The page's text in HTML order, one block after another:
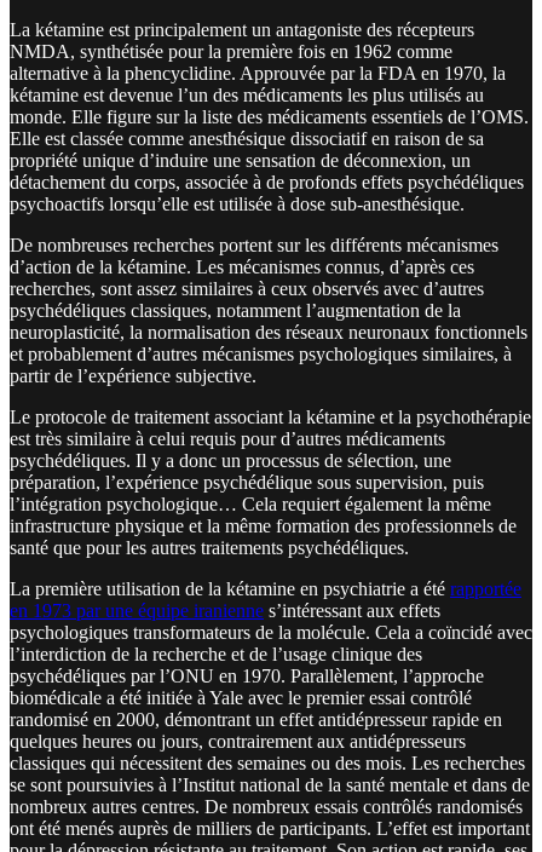
La kétamine est principalement un antagoniste des récepteurs
NMDA, synthétisée pour la première fois en 1962 comme
alternative à la phencyclidine. Approuvée par la FDA en 1970, la
kétamine est devenue l’un des médicaments les plus utilisés au
monde. Elle figure sur la liste des médicaments essentiels de l’OMS.
Elle est classée comme anesthésique dissociatif en raison de sa
propriété unique d’induire une sensation de déconnexion, un
détachement du corps, associée à de profonds effets psychédéliques
psychoactifs lorsqu’elle est utilisée à dose sub-anesthésique.
De nombreuses recherches portent sur les différents mécanismes
d’action de la kétamine. Les mécanismes connus, d’après ces
recherches, sont assez similaires à ceux observés avec d’autres
psychédéliques classiques, notamment l’augmentation de la
neuroplasticité, la normalisation des réseaux neuronaux fonctionnels
et probablement d’autres mécanismes psychologiques similaires, à
partir de l’expérience subjective.
Le protocole de traitement associant la kétamine et la psychothérapie
est très similaire à celui requis pour d’autres médicaments
psychédéliques. Il y a donc un processus de sélection, une
préparation, l’expérience psychédélique sous supervision, puis
l’intégration psychologique… Cela requiert également la même
infrastructure physique et la même formation des professionnels de
santé que pour les autres traitements psychédéliques.
La première utilisation de la kétamine en psychiatrie a été rapportée
en 1973 par une équipe iranienne s’intéressant aux effets
psychologiques transformateurs de la molécule. Cela a coïncidé avec
l’interdiction de la recherche et de l’usage clinique des
psychédéliques par l’ONU en 1970. Parallèlement, l’approche
biomédicale a été initiée à Yale avec le premier essai contrôlé
randomisé en 2000, démontrant un effet antidépresseur rapide en
quelques heures ou jours, contrairement aux antidépresseurs
classiques qui nécessitent des semaines ou des mois. Les recherches
se sont poursuivies à l’Institut national de la santé mentale et dans de
nombreux autres centres. De nombreux essais contrôlés randomisés
ont été menés auprès de milliers de participants. L’effet est important